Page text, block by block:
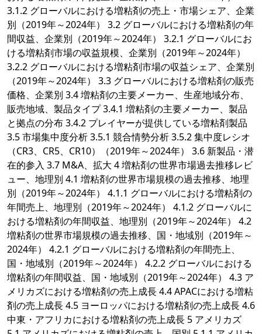
3.1.2 グローバルにおける増粘剤の売上・市場シェア、企業
別（2019年～2024年） 3.2 グローバルにおける増粘剤の年
間収益、企業別（2019年～2024年） 3.2.1 グローバルにお
ける増粘剤市場の収益規模、企業別（2019年～2024年）
3.2.2 グローバルにおける増粘剤市場の収益シェア、企業別
（2019年～2024年） 3.3 グローバルにおける増粘剤の販売
価格、企業別 3.4 増粘剤の主要メーカー、生産地域分布、
販売地域、製品タイプ 3.4.1 増粘剤の主要メーカー、製品
と拠点の分布 3.4.2 プレイヤーが提供している増粘剤製品
3.5 市場集中度分析 3.5.1 競合情勢分析 3.5.2 集中度レシオ
（CR3、CR5、CR10）（2019年～2024年） 3.6 新製品・潜
在的参入 3.7 M&A、拡大 4 増粘剤の世界市場過去推移レビ
ュー、地理別 4.1 増粘剤の世界市場規模の過去推移、地理
別（2019年～2024年） 4.1.1 グローバルにおける増粘剤の
年間売上、地理別（2019年～2024年） 4.1.2 グローバルに
おける増粘剤の年間収益、地理別（2019年～2024年） 4.2
増粘剤の世界市場規模の過去推移、国・地域別（2019年～
2024年） 4.2.1 グローバルにおける増粘剤の年間売上、
国・地域別（2019年～2024年） 4.2.2 グローバルにおける
増粘剤の年間収益、国・地域別（2019年～2024年） 4.3 ア
メリカズにおける増粘剤の売上成長 4.4 APACにおける増粘
剤の売上成長 4.5 ヨーロッパにおける増粘剤の売上成長 4.6
中東・アフリカにおける増粘剤の売上成長 5 アメリカズ